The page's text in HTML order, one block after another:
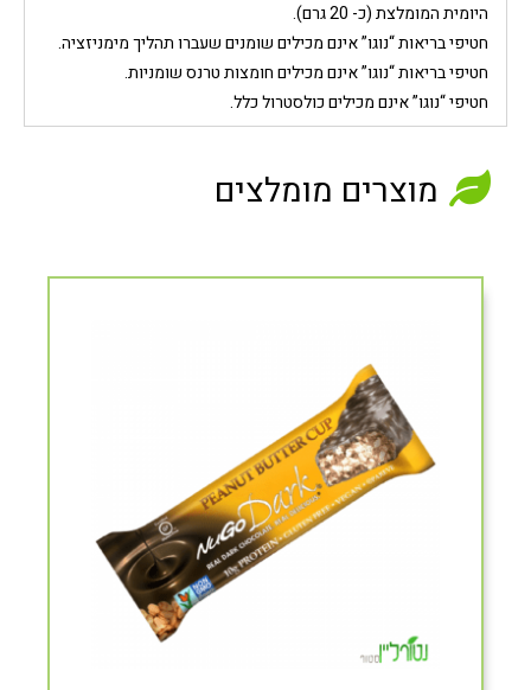
היומית המומלצת (כ- 20 גרם).
חטיפי בריאות “נוגו” אינם מכילים שומנים שעברו תהליך מימניזציה.
חטיפי בריאות “נוגו” אינם מכילים חומצות טרנס שומניות.
חטיפי “נוגו” אינם מכילים כולסטרול כלל.
מוצרים מומלצים